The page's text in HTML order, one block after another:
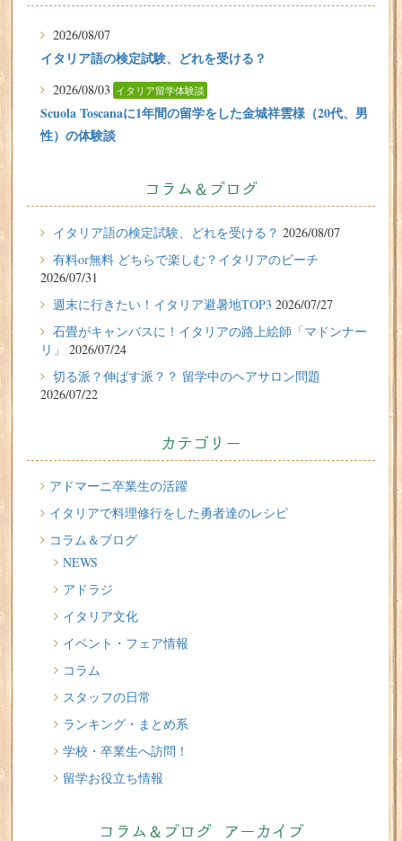
2026/08/07
イタリア語の検定試験、どれを受ける？
2026/08/03 イタリア留学体験談
Scuola Toscanaに1年間の留学をした金城祥雲様（20代、男
性）の体験談
有料or無料 どちらで楽しむ？イタリアのビーチ
フィレンツェに1週間の語学留学をしたT.Sさん（10代、女
性）の体験談
2026/07/27
週末に行きたい！イタリア避暑地TOP3
2026/07/24
石畳がキャンバスに！イタリアの路上絵師「マドンナー
リ」
切る派？伸ばす派？？ 留学中のヘアサロン問題
2026/07/20
イタリア人はどんなジェラートを食べる？
2026/07/17
イタリアが誇る3人の天才芸術家 その傑作を見に行こう！
2026/07/16
味わってみたい！魚介の「ごった煮」 リヴォルノの
Cacciucco（カッチュッコ）
コラム＆ブログ
イタリア語の検定試験、どれを受ける？ 2026/08/07
有料or無料 どちらで楽しむ？イタリアのビーチ
2026/07/31
週末に行きたい！イタリア避暑地TOP3 2026/07/27
石畳がキャンバスに！イタリアの路上絵師「マドンナー
リ」
2026/07/24
切る派？伸ばす派？？ 留学中のヘアサロン問題
2026/07/22
カテゴリー
アドマーニ卒業生の活躍
イタリアで料理修行をした勇者達のレシピ
コラム＆ブログ
NEWS
アドラジ
イタリア文化
イベント・フェア情報
コラム
スタッフの日常
ランキング・まとめ系
学校・卒業生へ訪問！
留学お役立ち情報
コラム＆ブログ アーカイブ